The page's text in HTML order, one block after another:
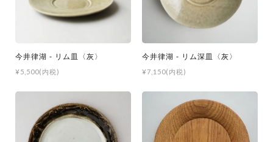
今井律湖 - リム皿〈灰〉
¥5,500(内税)
今井律湖 - リム深皿〈灰〉
¥7,150(内税)